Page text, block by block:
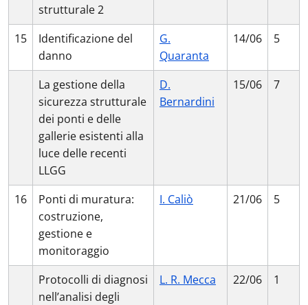
strutturale 2
15
Identificazione del
danno
G.
Quaranta
14/06 5
La gestione della
sicurezza strutturale
dei ponti e delle
gallerie esistenti alla
luce delle recenti
LLGG
D.
Bernardini
15/06 7
16
Ponti di muratura:
costruzione,
gestione e
monitoraggio
I. Caliò 21/06 5
Protocolli di diagnosi
nell’analisi degli
L. R. Mecca 22/06 1